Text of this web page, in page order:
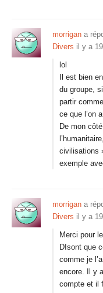
morrigan a
Divers il y a
lol
Il est bien
du groupe,
partir
ce que l’on
De mon
civilisations
exemple
morrigan a
Divers il y a
Merci pour
DIsont que
comme je
encore. Il y
compte et il